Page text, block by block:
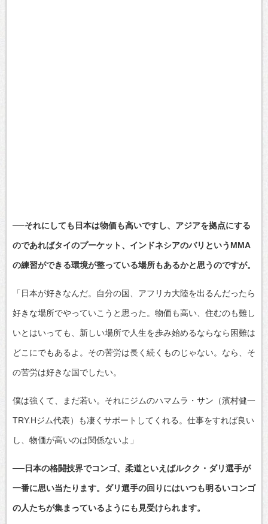
──それにしても日本は物価も高いですし、アジアを拠点にする
のであればタイのプーケット、インドネシアのバリというMMA
の練習ができる環境が整っている場所もあるかと思うのですが。
「日本が好きなんだ。自分の国、アフリカ大陸を出るんだったら
好きな場所でやっていこうと思った。物価も高い、住むのも難し
いとはいっても、新しい場所で人生を歩み始めるならなら困難は
どこにでもあるよ。その苦労は長く続くものじゃない。なら、そ
の苦労は好きな国でしたい。
僕は強くて、まだ若い。それにジムのハマムラ・サン（濱村健一
TRY.Hジム代表）も凄くサポートしてくれる。仕事をすれば良い
し、物価が高いのは関係ないよ」
──日本の格闘技界でコンゴ、柔道といえばルクク・ダリ選手が
一番に思い当たります。ダリ選手の回りにはいつも明るいコンゴ
の人たちが集まっているようにも見受けられます。